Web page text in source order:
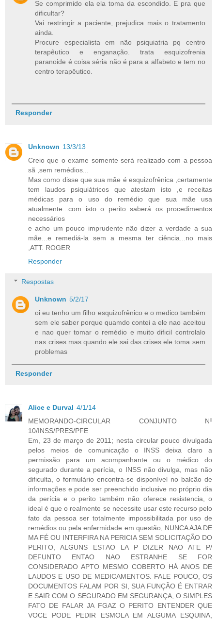
Se comprimido ela ela toma da escondido. E pra que
dificultar?
Vai restringir a paciente, prejudica mais o tratamento
ainda.
Procure especialista em não psiquiatria pq centro
terapêutico e enganação. trata esquizofrenia
paranoide é coisa séria não é para a alfabeto e tem no
centro terapêutico.
Responder
Unknown 13/3/13
Creio que o exame somente será realizado com a pessoa
sã ,sem remédios...
Mas como disse que sua mãe é esquizofrênica ,certamente
tem laudos psiquiátricos que atestam isto ,e receitas
médicas para o uso do remédio que sua mãe usa
atualmente...com isto o perito saberá os procedimentos
necessários
e acho um pouco imprudente não dizer a verdade a sua
mãe...e remediá-la sem a mesma ter ciência...no mais
,ATT. ROGER
Responder
Respostas
Unknown 5/2/17
oi eu tenho um filho esquizofrênico e o medico também
sem ele saber porque quamdo contei a ele nao aceitou
e nao quer tomar o remédio e muito dificil controlalo
nas crises mas quando ele sai das crises ele toma sem
problemas
Responder
Alice e Durval 4/1/14
MEMORANDO-CIRCULAR CONJUNTO Nº
10/INSS/PRES/PFE
Em, 23 de março de 2011; nesta circular pouco divulgada
pelos meios de comunicação o INSS deixa claro a
permissão para um acompanhante ou o médico do
segurado durante a perícia, o INSS não divulga, mas não
dificulta, o formulário encontra-se disponível no balcão de
informações e pode ser preenchido inclusive no próprio dia
da perícia e o perito também não oferece resistencia, o
ideal é que o realmente se necessite usar este recurso pelo
fato da pessoa ser totalmente impossibilitada por uso de
remédios ou pela enfermidade em questão, NUNCA AJA DE
MA FÉ OU INTERFIRA NA PERICIA SEM SOLICITAÇÃO DO
PERITO, ALGUNS ESTAO LA P DIZER NAO ATE P/
DEFUNTO ENTAO NAO ESTRANHE SE FOR
CONSIDERADO APTO MESMO COBERTO HÁ ANOS DE
LAUDOS E USO DE MEDICAMENTOS. FALE POUCO, OS
DOCUMENTOS FALAM POR SI, SUA FUNÇÃO É ENTRAR
E SAIR COM O SEGURADO EM SEGURANÇA, O SIMPLES
FATO DE FALAR JA FGAZ O PERITO ENTENDER QUE
VOCE PODE PEDIR ESMOLA EM ALGUMA ESQUINA,